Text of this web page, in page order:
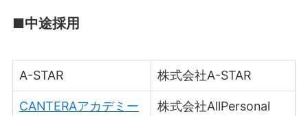
■中途採用
A-STAR 株式会社A-STAR
CANTERAアカデミー 株式会社AllPersonal